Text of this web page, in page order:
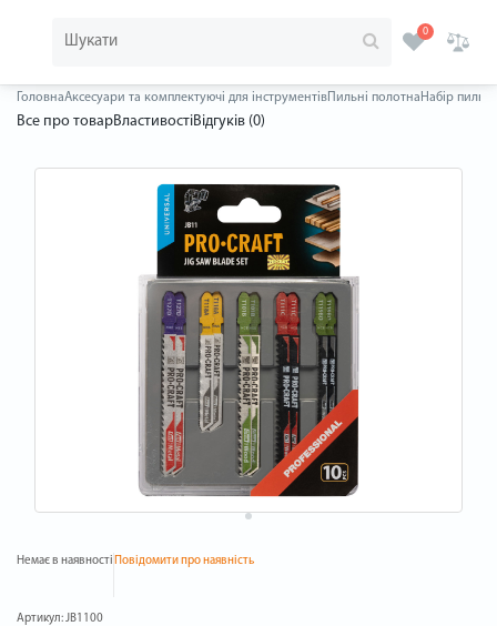
0
ГоловнаАксесуари та комплектуючі для інструментів Пильні полотна Набір
Все про товарВластивостіВідгуків (0)
Немає в наявності Повідомити про наявність
Артикул:JB1100